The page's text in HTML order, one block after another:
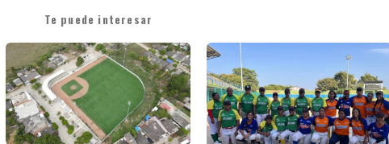
Te puede interesar